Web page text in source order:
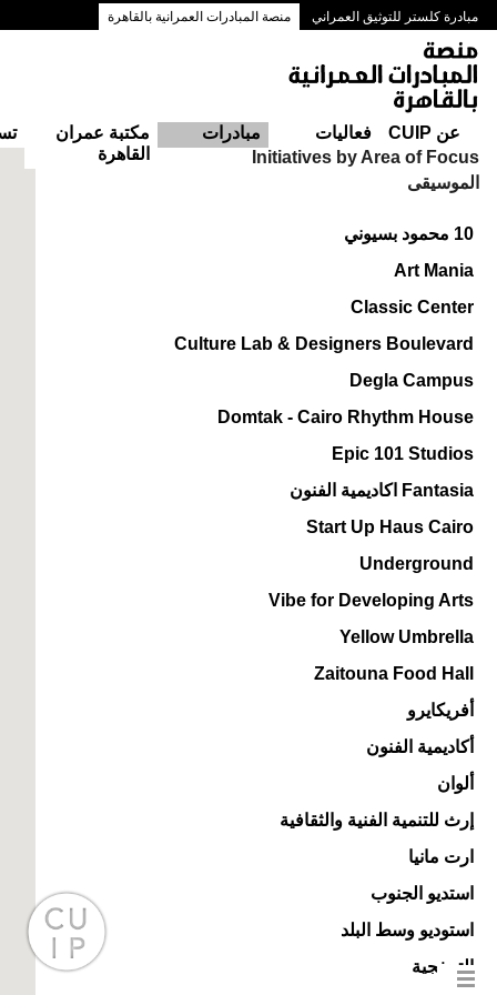
مبادرة كلستر للتوثيق العمراني منصة المبادرات العمرانية بالقاهرة
ممرات وسط البلد بالقاهرة
عن CUIP فعاليات مبادرات
مكتبة عمران
القاهرة
Initiatives by Area of Focus
الموسيقى
10 محمود بسيوني
Art Mania
Classic Center
Culture Lab & Designers Boulevard
Degla Campus
Domtak - Cairo Rhythm House
Epic 101 Studios
Fantasia اكاديمية الفنون
Start Up Haus Cairo
Underground
Vibe for Developing Arts
Yellow Umbrella
Zaitouna Food Hall
أفريكايرو
أكاديمية الفنون
ألوان
إرث للتنمية الفنية والثقافية
ارت مانيا
استديو الجنوب
استوديو وسط البلد
التحفجية